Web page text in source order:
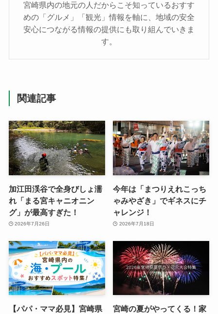
宮崎県内の地元の人だからこそ知っているおすす
めの「グルメ」「観光」情報を軸に、地域の安全
安心につながる情報の提供にも取り組んでいきま
す。
関連記事
加江田渓谷で全身びしょ濡
れ「まる宮キャニオニン
グ」が最高すぎた！
2026年7月26日
今年は「まつりえれこっち
ゃみやざき」でギネスにチ
ャレンジ！
2026年7月18日
【パパ・ママ必見】宮崎県
宮崎の夏がやってくる！家